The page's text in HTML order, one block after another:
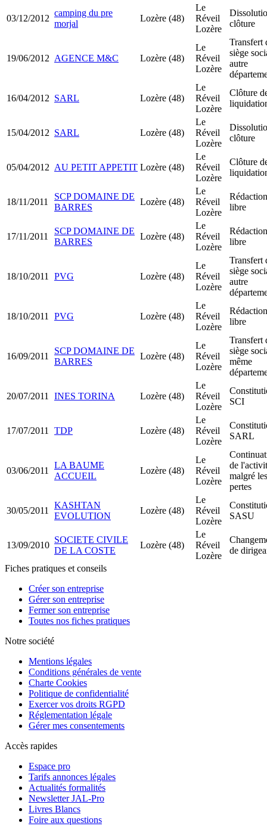
03/12/2012
camping du pre
morjal
Lozère (48)
Le
Réveil
Lozère
clôture
19/06/2012 AGENCE M&C Lozère (48)
Le
Réveil
Lozère
Transfert
siège
autre
16/04/2012 SARL Lozère (48)
Le
Réveil
Lozère
Clôture
15/04/2012 SARL Lozère (48)
Le
Réveil
Lozère
clôture
05/04/2012 AU PETIT APPETIT Lozère (48)
Le
Réveil
Lozère
Clôture
18/11/2011
SCP DOMAINE DE
BARRES
Lozère (48)
Le
Réveil
Lozère
Rédaction
libre
17/11/2011
SCP DOMAINE DE
BARRES
Lozère (48)
Le
Réveil
Lozère
Rédaction
libre
18/10/2011 PVG Lozère (48)
Le
Réveil
Lozère
Transfert
siège
autre
18/10/2011 PVG Lozère (48)
Le
Réveil
Lozère
Rédaction
libre
16/09/2011
SCP DOMAINE DE
BARRES
Lozère (48)
Le
Réveil
Lozère
Transfert
siège
même
20/07/2011 INES TORINA Lozère (48)
Le
Réveil
Lozère
SCI
17/07/2011 TDP Lozère (48)
Le
Réveil
Lozère
SARL
03/06/2011
LA BAUME
ACCUEIL
Lozère (48)
Le
Réveil
Lozère
de
malgré les
pertes
30/05/2011
KASHTAN
EVOLUTION
Lozère (48)
Le
Réveil
Lozère
SASU
13/09/2010
SOCIETE CIVILE
DE LA COSTE
Lozère (48)
Le
Réveil
Lozère
de
Fiches pratiques et conseils
Créer son entreprise
Gérer son entreprise
Fermer son entreprise
Toutes nos fiches pratiques
Notre société
Mentions légales
Conditions générales de vente
Charte Cookies
Politique de confidentialité
Exercer vos droits RGPD
Réglementation légale
Gérer mes consentements
Accès rapides
Espace pro
Tarifs annonces légales
Actualités formalités
Newsletter JAL-Pro
Livres Blancs
Foire aux questions